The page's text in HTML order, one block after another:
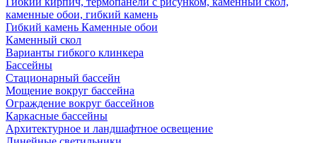
каменные обои, гибкий камень
Гибкий камень Каменные обои
Каменный скол
Варианты гибкого клинкера
Бассейны
Стационарный бассейн
Мощение вокруг бассейна
Ограждение вокруг бассейнов
Каркасные бассейны
Архитектурное и ландшафтное освещение